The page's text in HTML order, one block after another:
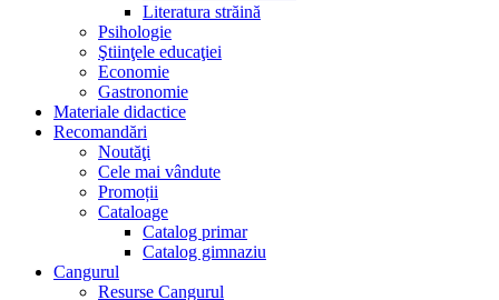
Literatura străină
Psihologie
Ştiinţele educaţiei
Economie
Gastronomie
Materiale didactice
Recomandări
Noutăţi
Cele mai vândute
Promoții
Cataloage
Catalog primar
Catalog gimnaziu
Cangurul
Resurse Cangurul